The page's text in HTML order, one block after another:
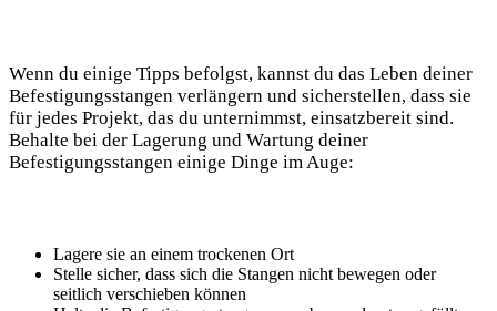
Wenn du einige Tipps befolgst, kannst du das Leben deiner
Befestigungsstangen verlängern und sicherstellen, dass sie
für jedes Projekt, das du unternimmst, einsatzbereit sind.
Behalte bei der Lagerung und Wartung deiner
Befestigungsstangen einige Dinge im Auge:
Lagere sie an einem trockenen Ort
Stelle sicher, dass sich die Stangen nicht bewegen oder
seitlich verschieben können